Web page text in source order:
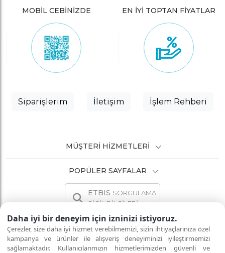
Daha iyi bir deneyim için izninizi istiyoruz.
Çerezler, size daha iyi hizmet verebilmemizi, sizin ihtiyaçlarınıza özel
kampanya ve ürünler ile alışveriş deneyiminizi iyileştirmemizi
sağlamaktadır. Kullanıcılarımızın hizmetlerimizden güvenli ve
MOBİL CEBİNİZDE EN İYİ TOPTAN FİYATLAR
Siparişlerim İletişim İşlem Rehberi
MÜŞTERI HIZMETLERI
POPÜLER SAYFALAR
ETBIS SORGULAMA
SİCİL BİLGİLERİ
İNTERNETTE GÜVENLİ ALIŞVERİŞ